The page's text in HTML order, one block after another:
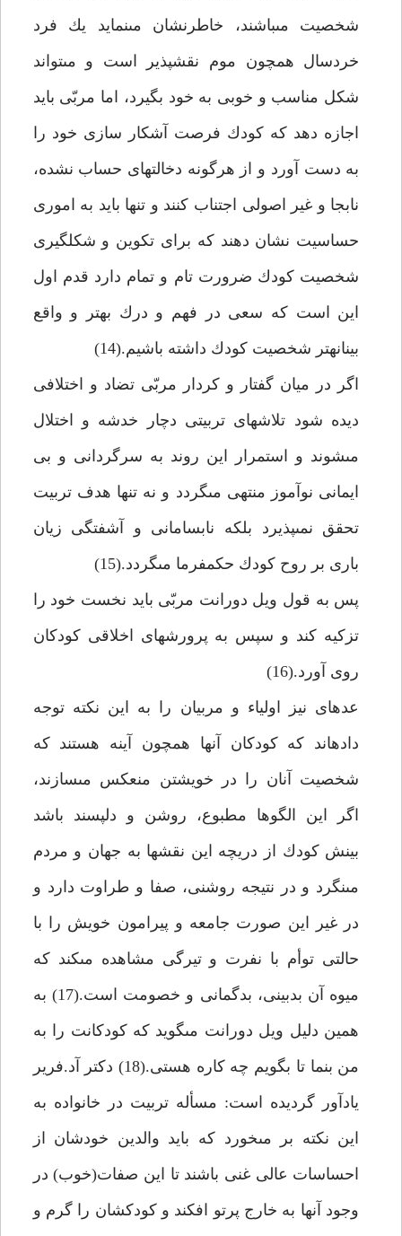
شخصيت مى‏باشند، خاطرنشان مى‏نمايد يك فرد
خردسال همچون موم نقش‏پذير است و مى‏تواند
شكل مناسب و خوبى به خود بگيرد، اما مربّى بايد
اجازه دهد كه كودك فرصت آشكار سازى خود را
به دست آورد و از هرگونه دخالت‏هاى حساب نشده،
نابجا و غير اصولى اجتناب كنند و تنها بايد به امورى
حساسيت نشان دهند كه براى تكوين و شكل‏گيرى
شخصيت كودك ضرورت تام و تمام دارد قدم اول
اين است كه سعى در فهم و درك بهتر و واقع
بينانه‏تر شخصيت كودك داشته باشيم.(14)
اگر در ميان گفتار و كردار مربّى تضاد و اختلافى
ديده شود تلاش‏هاى تربيتى دچار خدشه و اختلال
مى‏شوند و استمرار اين روند به سرگردانى و بى
ايمانى نوآموز منتهى مى‏گردد و نه تنها هدف تربيت
تحقق نمى‏پذيرد بلكه نابسامانى و آشفتگى زيان
بارى بر روح كودك حكمفرما مى‏گردد.(15)
پس به قول ويل دورانت مربّى بايد نخست خود را
تزكيه كند و سپس به پرورش‏هاى اخلاقى كودكان
روى آورد.(16)
عده‏اى نيز اولياء و مربيان را به اين نكته توجه
داده‏اند كه كودكان آنها همچون آينه هستند كه
شخصيت آنان را در خويشتن منعكس مى‏سازند،
اگر اين الگوها مطبوع، روشن و دلپسند باشد
بينش كودك از دريچه اين نقش‏ها به جهان و مردم
مى‏نگرد و در نتيجه روشنى، صفا و طراوت دارد و
در غير اين صورت جامعه و پيرامون خويش را با
حالتى توأم با نفرت و تيرگى مشاهده مى‏كند كه
ميوه آن بدبينى، بدگمانى و خصومت است.(17) به
همين دليل ويل دورانت مى‏گويد كه كودكانت را به
من بنما تا بگويم چه كاره هستى.(18) دكتر آد.فرير
يادآور گرديده است: مسأله تربيت در خانواده به
اين نكته بر مى‏خورد كه بايد والدين خودشان از
احساسات عالى غنى باشند تا اين صفات(خوب) در
وجود آنها به خارج پرتو افكند و كودكشان را گرم و